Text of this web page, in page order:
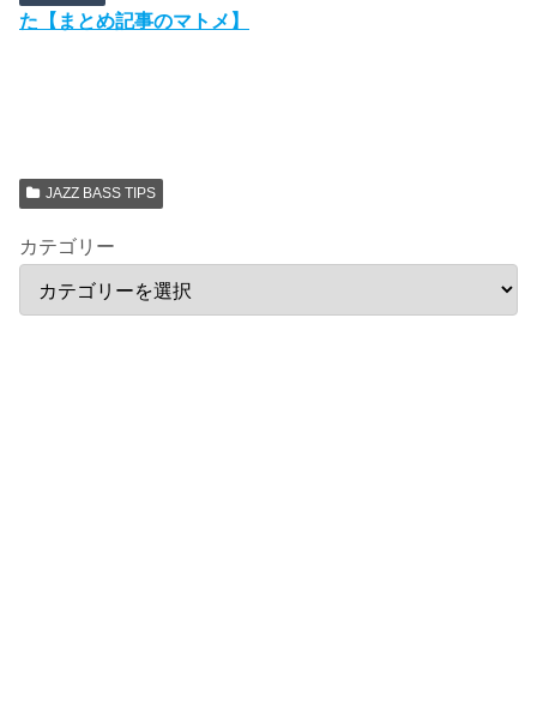
た【まとめ記事のマトメ】
JAZZ BASS TIPS
カテゴリー